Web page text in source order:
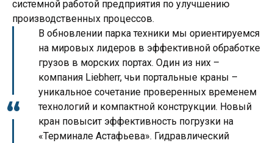
системной работой предприятия по улучшению
производственных процессов.
В обновлении парка техники мы ориентируемся
на мировых лидеров в эффективной обработке
грузов в морских портах. Один из них –
компания Liebherr, чьи портальные краны –
уникальное сочетание проверенных временем
технологий и компактной конструкции. Новый
кран повысит эффективность погрузки на
«Терминале Астафьева». Гидравлический